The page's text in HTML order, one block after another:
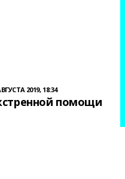
2019, 18:34
помощи